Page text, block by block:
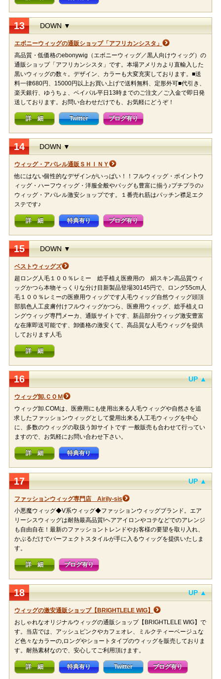
13 DOWN ▼
エボニーウィッグの通販ショップ「アフリカンシスタ」
高品質・低価格のebonywig（エボニーウィッグ／黒人向けウィッグ）の
通販ショップ「アフリカンシスタ」です。本場アメリカより直輸入した
黒いウィッグの数々。デザイン、カラーも大変充実しております。■送
料一律680円、15000円以上お買い上げで送料無料、定形外可■代引き、
楽天銀行、ゆうちょ、ペイパル平日13時までのご注文／ご入金で即日発
送しております。お問い合わせだけでも、お気軽にどうぞ！
詳 細 Twitter ブログ有り
14 DOWN ▼
ウィッグ・アパレル通販ＳＨＩＮＹ
他にはない個性的なデザインがいっぱい！！フルウィッグ・ポイン卜ウ
ィッグ・ハーフウィッグ・洋服全般やバッグも豊富に揃う♪プチプラの♪
ウィッグ・アパレル激安ショップです。１番売れ筋はパッチン襟足エク
ステです♪
詳 細 特典有り ブログ有り
15 DOWN ▼
ベストウィッグズ
超ロング人毛１００％レミー 総手植え医療用の 絹スキン高品質ウィ
ッグかつら本物そっくりな分け目新製品登場30145円で、ロング55cm人
毛１００％レミーの医療用ウィッグです人毛ウィッグ自然ウィッグ頭頂
部肌色人工皮膚付けフルウィッグかつら、医療用ウィッグ、総手植えロ
ングウィッグ専門メーカ、通販サイトです、新品部分ウィッグ激安豊富
な在庫即送可能です、卸価格の激安くて、高品質な人毛ウィッグを提供
しております人毛
詳 細
16 UP ▲
ウィッグ卸.ＣＯＭ
ウィッグ卸.COMは、医療用にも使用出来る人毛ウィッグや自然さを追
求したファッションウィッグとして愛用出来る人工毛ウィッグを中心
に、多数のウィッグの取扱う卸サイトです 一般販売も合わせて行ってい
ますので、お気軽にお問い合わせ下さい。
詳 細 特典有り
17 UP ▲
ファッションウィッグ専門店 Airily-sis
小悪魔ウィッグ◆V系ウィッグ◆ファッションウィッグブランド。エア
リーシスウィッグは耐熱最高品質!ヘアアイロンやコテなどでのアレンジ
も自由自在！最新のファッショントレンドやお客様の要望を取り入れ、
かぶるだけでパーフェクトスタイルが手に入るウィッグを提供いたしま
す。
詳 細 ブログ有り
18 UP ▲
ウィッグの激安通販ショップ【BRIGHTLELE WIG】
おしゃれなオリジナルウィッグの通販ショップ【BRIGHTLELE WIG】で
す。当店では、アッシュピンクやカフェオレ、ミルクティーベージュな
ど色々なカラーの,ロングやショートタイプのウィッグを販売しておりま
す。耐熱素材なので、安心してご利用頂けます。
詳 細 特典有り Twitter ブログ有り